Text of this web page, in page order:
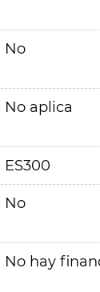
No
No aplica
ES300
No
No hay